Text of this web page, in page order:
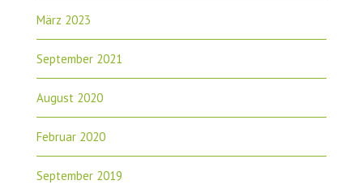
März 2023
September 2021
August 2020
Februar 2020
September 2019